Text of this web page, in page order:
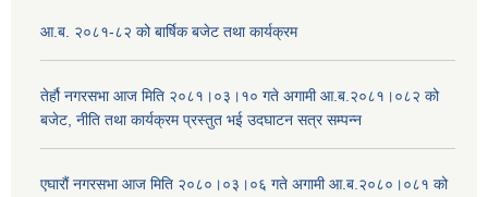
आ.ब. २०८१-८२ को बार्षिक बजेट तथा कार्यक्रम
तेर्हौ नगरसभा आज मिति २०८१।०३।१० गते अगामी आ.ब.२०८१।०८२ को
बजेट, नीति तथा कार्यक्रम प्रस्तुत भई उदघाटन सत्र सम्पन्न
एघारौं नगरसभा आज मिति २०८०।०३।०६ गते अगामी आ.ब.२०८०।०८१ को